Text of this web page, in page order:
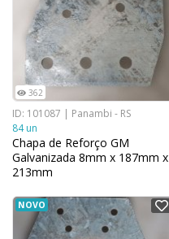
362
ID: 101087 | Panambi - RS
84 un
Chapa de Reforço GM
Galvanizada 8mm x 187mm x
213mm
NOVO